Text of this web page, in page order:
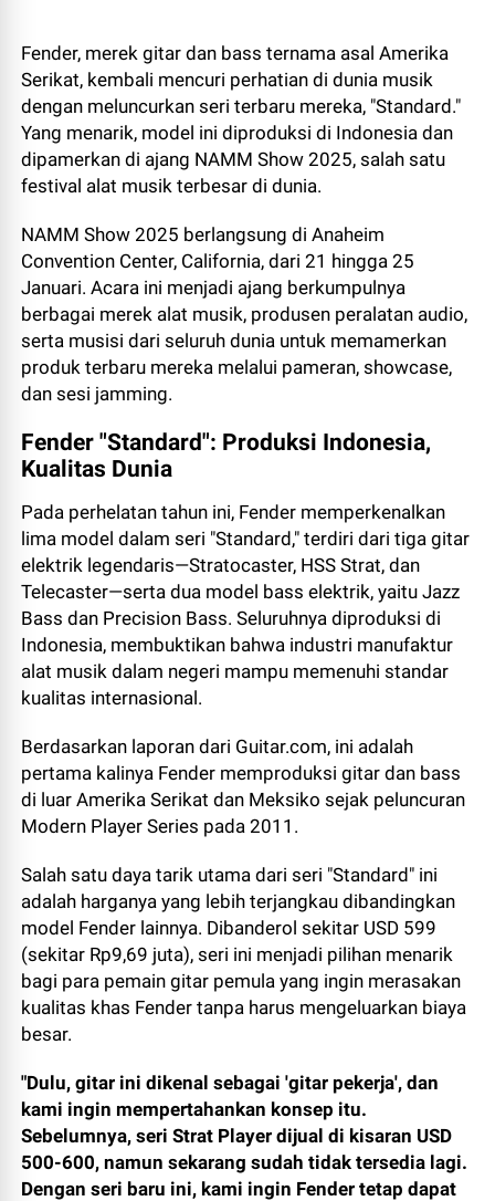
Fender, merek gitar dan bass ternama asal Amerika
Serikat, kembali mencuri perhatian di dunia musik
dengan meluncurkan seri terbaru mereka, "Standard."
Yang menarik, model ini diproduksi di Indonesia dan
dipamerkan di ajang NAMM Show 2025, salah satu
festival alat musik terbesar di dunia.
NAMM Show 2025 berlangsung di Anaheim
Convention Center, California, dari 21 hingga 25
Januari. Acara ini menjadi ajang berkumpulnya
berbagai merek alat musik, produsen peralatan audio,
serta musisi dari seluruh dunia untuk memamerkan
produk terbaru mereka melalui pameran, showcase,
dan sesi jamming.
Fender "Standard": Produksi Indonesia,
Kualitas Dunia
Pada perhelatan tahun ini, Fender memperkenalkan
lima model dalam seri "Standard," terdiri dari tiga gitar
elektrik legendaris—Stratocaster, HSS Strat, dan
Telecaster—serta dua model bass elektrik, yaitu Jazz
Bass dan Precision Bass. Seluruhnya diproduksi di
Indonesia, membuktikan bahwa industri manufaktur
alat musik dalam negeri mampu memenuhi standar
kualitas internasional.
Berdasarkan laporan dari Guitar.com, ini adalah
pertama kalinya Fender memproduksi gitar dan bass
di luar Amerika Serikat dan Meksiko sejak peluncuran
Modern Player Series pada 2011.
Salah satu daya tarik utama dari seri "Standard" ini
adalah harganya yang lebih terjangkau dibandingkan
model Fender lainnya. Dibanderol sekitar USD 599
(sekitar Rp9,69 juta), seri ini menjadi pilihan menarik
bagi para pemain gitar pemula yang ingin merasakan
kualitas khas Fender tanpa harus mengeluarkan biaya
besar.
"Dulu, gitar ini dikenal sebagai 'gitar pekerja', dan
kami ingin mempertahankan konsep itu.
Sebelumnya, seri Strat Player dijual di kisaran USD
500-600, namun sekarang sudah tidak tersedia lagi.
Dengan seri baru ini, kami ingin Fender tetap dapat